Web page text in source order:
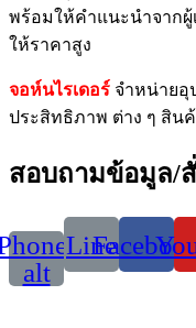
พร้อมให้คำแนะนำจากผู้
ให้ราคาสูง
จอห์นไรเดอร์ จำหน่าย
ประสิทธิภาพ ต่าง ๆ สิน
สอบถามข้อมูล/
alt
Line